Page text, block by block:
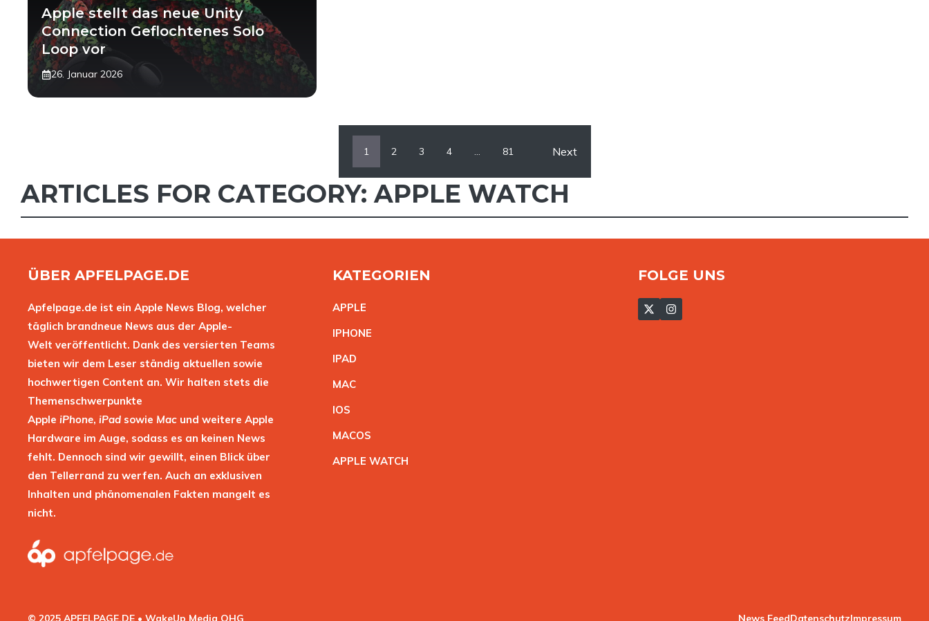
Apple stellt das neue Unity
Connection Geflochtenes Solo
Loop vor
26. Januar 2026
1 2 3 4 … 81 Next
ARTICLES FOR CATEGORY: APPLE WATCH
ÜBER APFELPAGE.DE
Apfelpage.de ist ein Apple News Blog, welcher
täglich brandneue News aus der Apple-
Welt veröffentlicht. Dank des versierten Teams
bieten wir dem Leser ständig aktuellen sowie
hochwertigen Content an. Wir halten stets die
Themenschwerpunkte
Apple iPhone, iPad sowie Mac und weitere Apple
Hardware im Auge, sodass es an keinen News
fehlt. Dennoch sind wir gewillt, einen Blick über
den Tellerrand zu werfen. Auch an exklusiven
Inhalten und phänomenalen Fakten mangelt es
nicht.
KATEGORIEN
APPLE
IPHONE
IPAD
MAC
IOS
MACOS
APPLE WATCH
FOLGE UNS
© 2025 APFELPAGE.DE • WakeUp Media OHG News FeedDatenschutzImpressum